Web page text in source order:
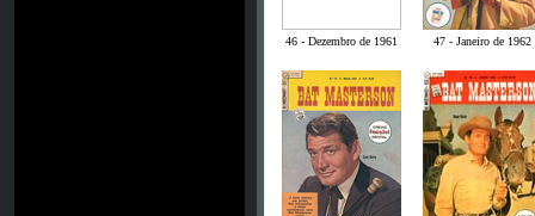
46 - Dezembro de 1961 47 - Janeiro de 1962